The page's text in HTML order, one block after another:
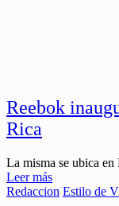
Reebok
Rica
La misma se ubica
Leer más
Redaccion Estilo de